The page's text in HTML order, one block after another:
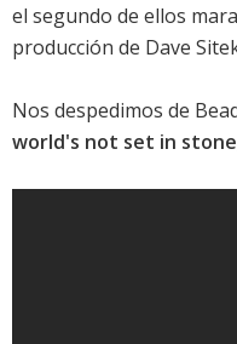
el segundo de ellos
producción de Dave
Nos despedimos de
world's not set in stone